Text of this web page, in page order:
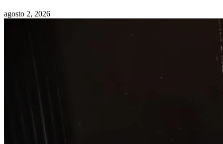
agosto 2, 2026